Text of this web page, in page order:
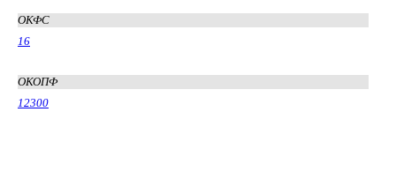
ОКФС
16
ОКОПФ
12300